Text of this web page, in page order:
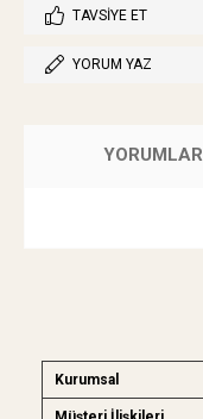
TAVSIYE ET
YORUM YAZ
YORUMLAR
Kurumsal